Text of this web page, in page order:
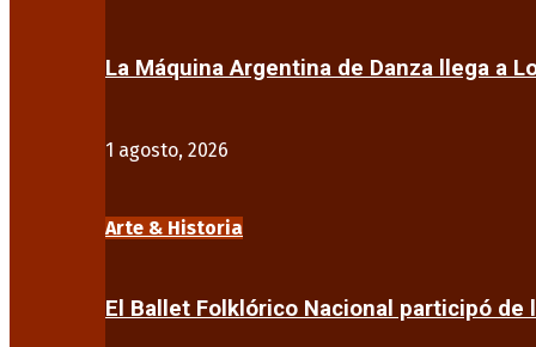
La Máquina Argentina de Danza llega a
1 agosto, 2026
Arte & Historia
El Ballet Folklórico Nacional participó de